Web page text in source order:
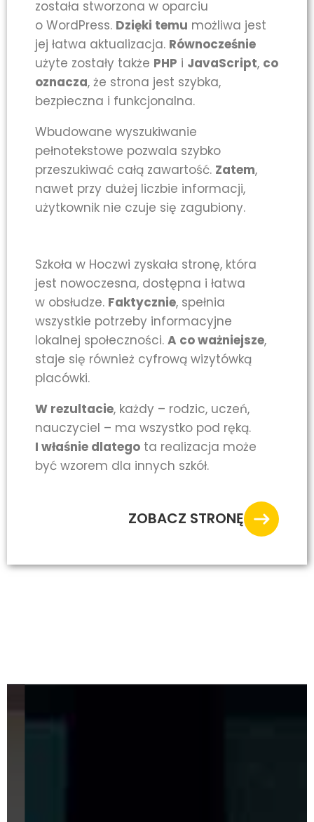
została stworzona w oparciu
o WordPress. Dzięki temu możliwa jest
jej łatwa aktualizacja. Równocześnie
użyte zostały także PHP i JavaScript, co
oznacza, że strona jest szybka,
bezpieczna i funkcjonalna.
Wbudowane wyszukiwanie
pełnotekstowe pozwala szybko
przeszukiwać całą zawartość. Zatem,
nawet przy dużej liczbie informacji,
użytkownik nie czuje się zagubiony.
Szkoła w Hoczwi zyskała stronę, która
jest nowoczesna, dostępna i łatwa
w obsłudze. Faktycznie, spełnia
wszystkie potrzeby informacyjne
lokalnej społeczności. A co ważniejsze,
staje się również cyfrową wizytówką
placówki.
W rezultacie, każdy – rodzic, uczeń,
nauczyciel – ma wszystko pod ręką.
I właśnie dlatego ta realizacja może
być wzorem dla innych szkół.
ZOBACZ STRONĘ